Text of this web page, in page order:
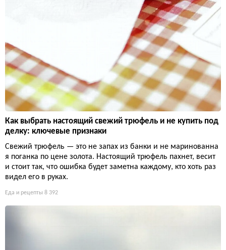
Как выбрать настоящий свежий трюфель и не купить под
делку: ключевые признаки
Свежий трюфель — это не запах из банки и не маринованна
я поганка по цене золота. Настоящий трюфель пахнет, весит
и стоит так, что ошибка будет заметна каждому, кто хоть раз
видел его в руках.
Еда и рецепты 8 392